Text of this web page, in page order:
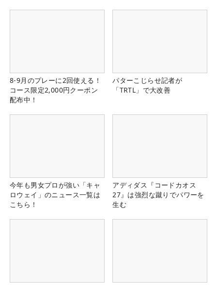
8-9月のプレーに2回使える！
コース限定2,000円クーポン
配布中！
パターこじらせ記者が
「TRTL」で大改善
今年も男女プロが強い「キャ
ロウェイ」のニュース一覧は
こちら！
アディダス『コードカオス
27』は強烈な蹴りでパワーを
生む